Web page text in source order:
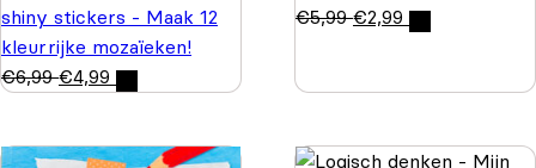
shiny stickers - Maak 12
kleurrijke mozaïeken!
€6,99 €4,99
€5,99 €2,99